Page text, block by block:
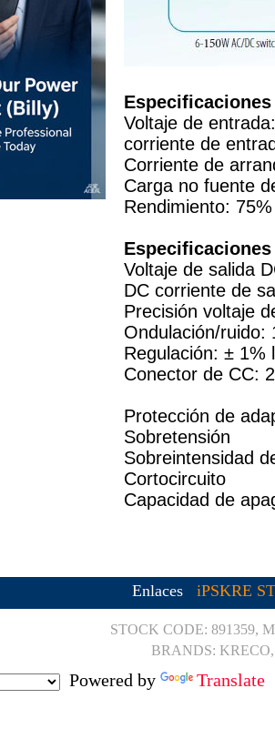
Voltaje de
corriente de
Corriente de
Carga no fuente
Rendimiento:
Voltaje de salida
DC corriente de
Precisión voltaje
Ondulación/ruido:
Regulación: ± 1%
Conector de CC:
Protección de
Sobretensión
Sobreintensidad
Cortocircuito
Capacidad de
Enlaces iPSKRE
STOCK CODE: 891359,
BRANDS:
Powered by Translate